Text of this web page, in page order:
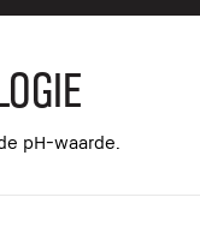
pH-waarde.